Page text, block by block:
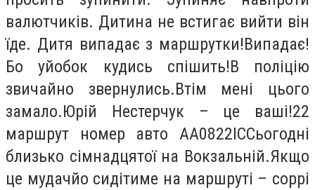
валютчиків. Дитина не встигає вийти він
їде. Дитя випадає з маршрутки!Випадає!
Бо уйобок кудись спішить!В поліцію
звичайно звернулись.Втім мені цього
замало.Юрій Нестерчук – це ваші!22
маршрут номер авто АА0822ІССьогодні
близько сімнадцятої на Вокзальній.Якщо
це мудачйо сидітиме на маршруті – соррі